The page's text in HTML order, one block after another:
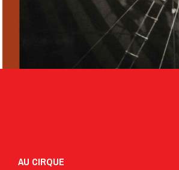
AU CIRQUE